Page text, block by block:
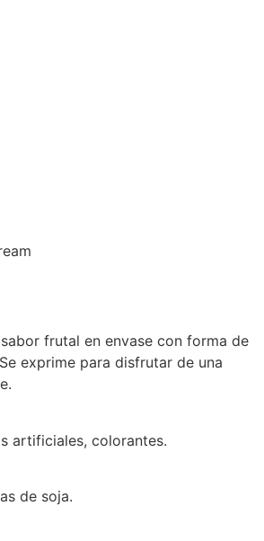
frutal en envase con forma de
exprime para disfrutar de una
artificiales, colorantes.
de soja.